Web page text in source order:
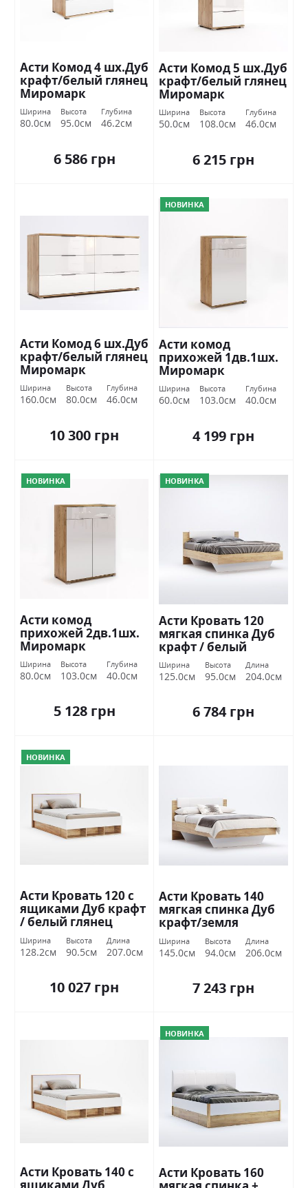
Асти Комод 4 шх.Дуб
крафт/белый глянец
Миромарк
Ширина
80.0см
Высота
95.0см
Глубина
46.2см
6 586 грн
Асти Комод 5 шх.Дуб
крафт/белый глянец
Миромарк
Ширина
50.0см
Высота
108.0см
Глубина
46.0см
6 215 грн
Асти Комод 6 шх.Дуб
крафт/белый глянец
Миромарк
Ширина
160.0см
Высота
80.0см
Глубина
46.0см
10 300 грн
НОВИНКА
Асти комод
прихожей 1дв.1шх.
Миромарк
Ширина
60.0см
Высота
103.0см
Глубина
40.0см
4 199 грн
НОВИНКА
Асти комод
прихожей 2дв.1шх.
Миромарк
Ширина
80.0см
Высота
103.0см
Глубина
40.0см
5 128 грн
НОВИНКА
Асти Кровать 120
мягкая спинка Дуб
крафт / белый
глянец Миромарк
Ширина
125.0см
Высота
95.0см
Длина
204.0см
6 784 грн
НОВИНКА
Асти Кровать 120 с
ящиками Дуб крафт
/ белый глянец
Миромарк
Ширина
128.2см
Высота
90.5см
Длина
207.0см
10 027 грн
Асти Кровать 140
мягкая спинка Дуб
крафт/земля
Миромарк
Ширина
145.0см
Высота
94.0см
Длина
206.0см
7 243 грн
Асти Кровать 140 с
НОВИНКА
Асти Кровать 160